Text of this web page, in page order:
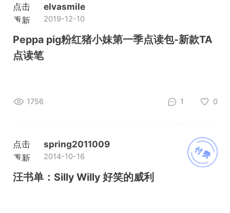
点击
重新
加载
elvasmile
2019-12-10
Peppa pig粉红猪小妹第一季点读包-新款TA
点读笔
1756 1 0
付费
点击
重新
加载
spring2011009
2014-10-16
汪书单：Silly Willy 好笑的威利